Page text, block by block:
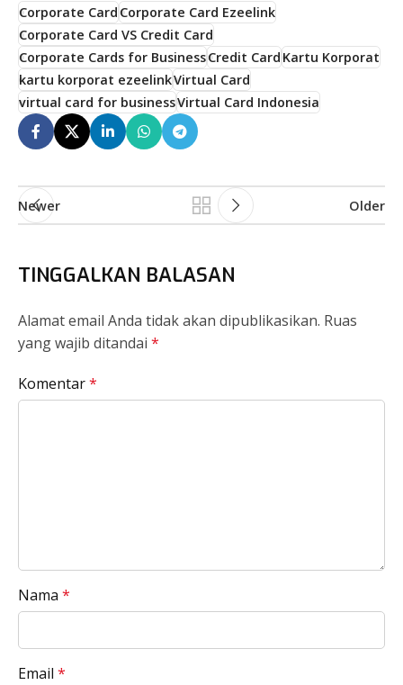
Corporate CardCorporate Card Ezeelink
Corporate Card VS Credit Card
Corporate Cards for BusinessCredit CardKartu Korporat
kartu korporat ezeelinkVirtual Card
virtual card for businessVirtual Card Indonesia
Newer Older
TINGGALKAN BALASAN
Alamat email Anda tidak akan dipublikasikan. Ruas
yang wajib ditandai *
Komentar*
Nama *
Email *